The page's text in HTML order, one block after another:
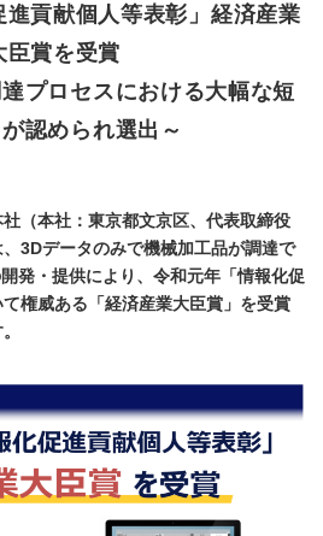
貢献個人等表彰」経済産業
臣賞を受賞
プロセスにおける大幅な短
認められ選出～
（本社：東京都文京区、代表取締役
3Dデータのみで機械加工品が調達で
発・提供により、令和元年「情報化促
権威ある「経済産業大臣賞」を受賞